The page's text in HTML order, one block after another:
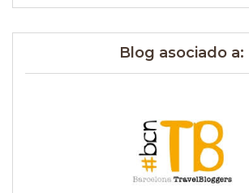
Blog asociado a: